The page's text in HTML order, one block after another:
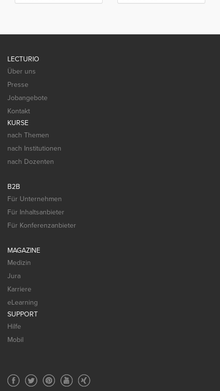
LECTURIO
Über uns
Presse
Jobangebote
Kontakt
KURSE
nach Themen
nach Institutionen
nach Dozenten
B2B
Für Unternehmen
Für Inhaltsanbieter
Für Konferenzanbieter
MAGAZINE
Medizin
Jura
Karriere
eLearning
SUPPORT
Hilfe
Mobil